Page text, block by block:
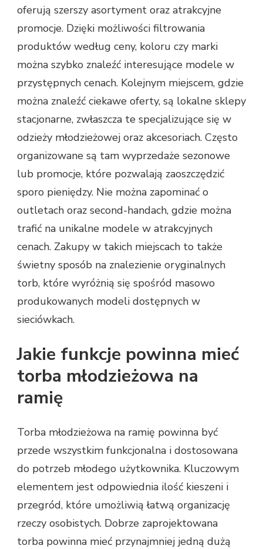
oferują szerszy asortyment oraz atrakcyjne
promocje. Dzięki możliwości filtrowania
produktów według ceny, koloru czy marki
można szybko znaleźć interesujące modele w
przystępnych cenach. Kolejnym miejscem, gdzie
można znaleźć ciekawe oferty, są lokalne sklepy
stacjonarne, zwłaszcza te specjalizujące się w
odzieży młodzieżowej oraz akcesoriach. Często
organizowane są tam wyprzedaże sezonowe
lub promocje, które pozwalają zaoszczędzić
sporo pieniędzy. Nie można zapominać o
outletach oraz second-handach, gdzie można
trafić na unikalne modele w atrakcyjnych
cenach. Zakupy w takich miejscach to także
świetny sposób na znalezienie oryginalnych
torb, które wyróżnią się spośród masowo
produkowanych modeli dostępnych w
sieciówkach.
Jakie funkcje powinna mieć
torba młodzieżowa na
ramię
Torba młodzieżowa na ramię powinna być
przede wszystkim funkcjonalna i dostosowana
do potrzeb młodego użytkownika. Kluczowym
elementem jest odpowiednia ilość kieszeni i
przegród, które umożliwią łatwą organizację
rzeczy osobistych. Dobrze zaprojektowana
torba powinna mieć przynajmniej jedną dużą